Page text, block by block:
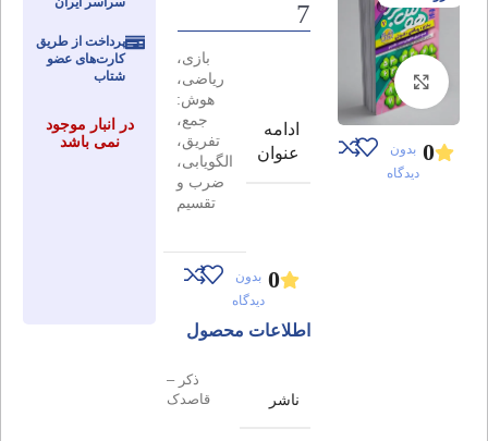
برای بزرگنمایی کلیک کنید
0 بدون
دیدگاه
7
ادامه
عنوان
بازی،
ریاضی،
هوش:
جمع،
تفریق،
الگویابی،
ضرب و
تقسیم
0 بدون
دیدگاه
اطلاعات محصول
ناشر
ذکر –
قاصدک
پرداخت از طریق
کارت‌های عضو
شتاب
در انبار موجود
نمی باشد